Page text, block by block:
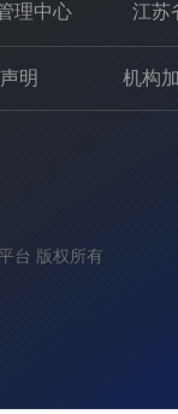
理中心 江苏
明 机构
台 版权所有